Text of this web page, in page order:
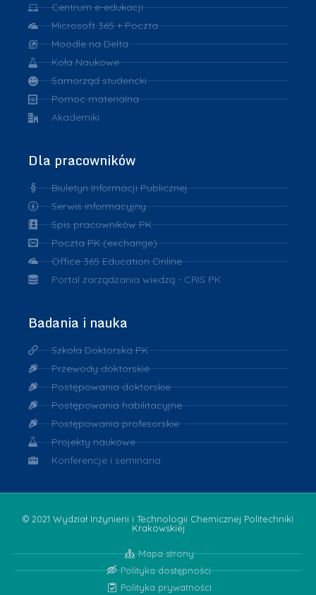
Centrum e-edukacji
Microsoft 365 + Poczta
Moodle na Delta
Koła Naukowe
Samorząd studencki
Pomoc materialna
Akademiki
Dla pracowników
Biuletyn Informacji Publicznej
Serwis informacyjny
Spis pracowników PK
Poczta PK (exchange)
Office 365 Education Online
Portal zarządzania wiedzą - CRIS PK
Badania i nauka
Szkoła Doktorska PK
Przewody doktorskie
Postępowania doktorskie
Postępowania habilitacyjne
Postępowania profesorskie
Projekty naukowe
Konferencje i seminaria
© 2021 Wydział Inżynierii i Technologii Chemicznej Politechniki
Krakowskiej
Mapa strony
Polityka dostępności
Polityka prywatności